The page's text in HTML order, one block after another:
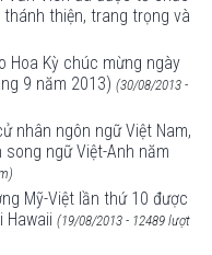
thiện, trang trọng và
Hoa Kỳ chúc mừng ngày
9 năm 2013) (30/08/2013 -
nhân ngôn ngữ Việt Nam,
ngữ Việt-Anh năm
Mỹ-Việt lần thứ 10 được
Hawaii (19/08/2013 - 12489 lượt